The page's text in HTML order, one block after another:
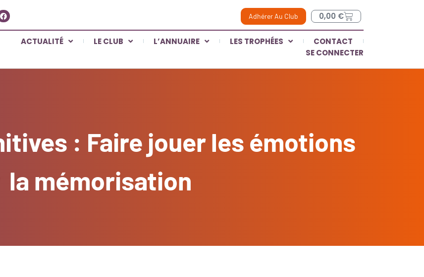
Adhérer Au Club 0,00 €
ACTUALITÉ LE CLUB L’ANNUAIRE LES TROPHÉES
CONTACT
SE CONNECTER
: Faire jouer les émotions
mémorisation